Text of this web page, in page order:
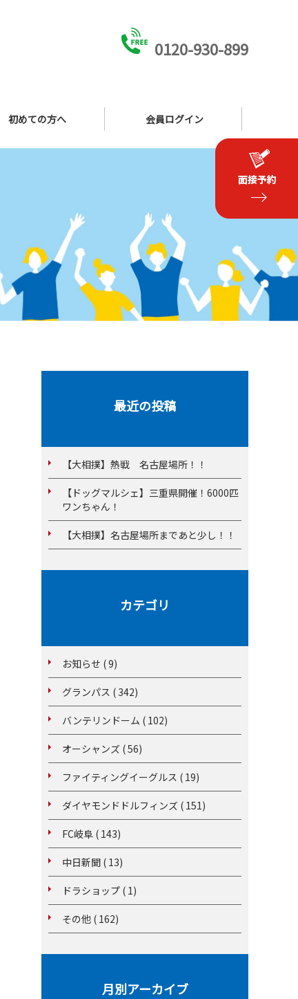
0120-930-899
初めての方へ 会員ログイン
最近の投稿
【大相撲】熱戦 名古屋場所！！
【ドッグマルシェ】三重県開催！6000匹
ワンちゃん！
【大相撲】名古屋場所まであと少し！！
カテゴリ
お知らせ ( 9)
グランパス ( 342)
バンテリンドーム ( 102)
オーシャンズ ( 56)
ファイティングイーグルス ( 19)
ダイヤモンドドルフィンズ ( 151)
FC岐阜 ( 143)
中日新聞 ( 13)
ドラショップ ( 1)
その他 ( 162)
月別アーカイブ